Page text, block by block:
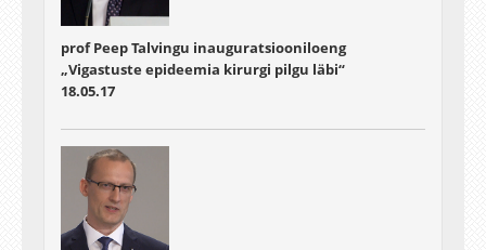
prof Peep Talvingu inauguratsiooniloeng
„Vigastuste epideemia kirurgi pilgu läbi“
18.05.17